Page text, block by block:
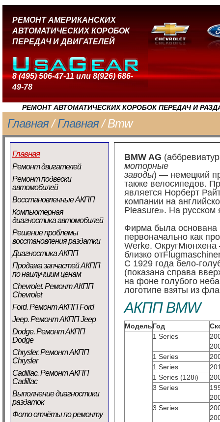
РЕМОНТ АМЕРИКАНСКИХ
АВТОМАТИЧЕСКИХ КОРОБОК
ПЕРЕДАЧ И ДВИГАТЕЛЕЙ
8 (495) 506-47-11 или 8(926) 686-
49-78
РЕМОНТ АВТОМАТИЧЕСКИХ КОРОБОК ПЕРЕДАЧ И
Главная/Главная/ Bmw
Главная
Ремонт двигателей
Ремонт подвески
автомобилей
Восстановленные АКПП
Компьютерная
диагностика автомобилей
Решение проблемы
восстановления раздатки
Диагностика АКПП
Продажа запчастей АКПП
по наилучшим ценам
Chevrolet. Ремонт АКПП
Chevrolet
Ford. Ремонт АКПП Ford
Jeep. Ремонт АКПП Jeep
Dodge. Ремонт АКПП
Dodge
Chrysler. Ремонт АКПП
Chrysler
Cadillac. Ремонт АКПП
Cadillac
Выполнение диагностики
раздаток
Фото отчёты по ремонту
BMW AG (
моторные
заводы) — немецкий
также велосипедов.
является Норберт
компании на
Pleasure». На русском
Фирма была основана
первоначально как
Werke. ОкругМюнхена
близко от
С 1929 года бело-
(показана справа
на фоне голубого
логотипе взяты из
АКПП BMW
МодельГод
1 Series
1 Series
1 Series
1 Series (128i)
3 Series
3 Series